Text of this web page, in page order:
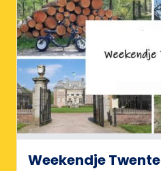
Weekendje Twente